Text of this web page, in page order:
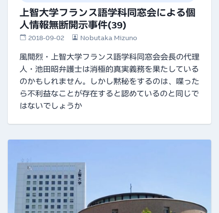
上智大学フランス語学科同窓会による個
人情報無断開示事件(39)
2018-09-02 Nobutaka Mizuno
風間烈・上智大学フランス語学科同窓会会長の代理
人・池田昭弁護士は消極的真実義務を果たしている
のかもしれません。しかし黙秘をするのは、喋った
ら不利益なことが存在すると認めているのと同じで
はないでしょうか